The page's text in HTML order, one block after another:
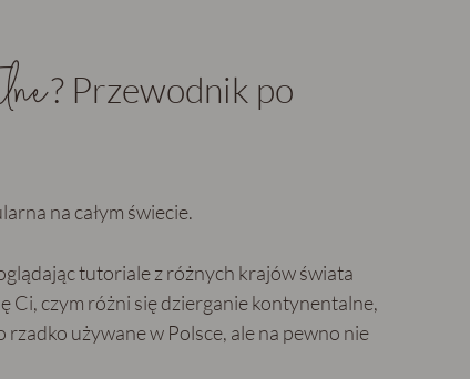
? Przewodnik po
na całym świecie.
tutoriale z różnych krajów świata
Ci, czym różni się dzierganie kontynentalne,
używane w Polsce, ale na pewno nie